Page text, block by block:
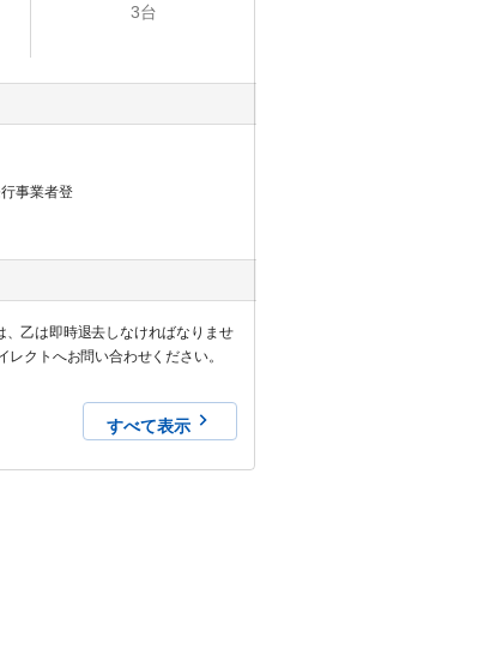
3台
事業者登
、乙は即時退去しなければなりませ
クトへお問い合わせください。
すべて表示